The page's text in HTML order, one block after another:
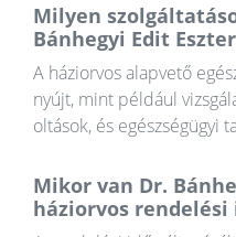
Milyen
Bánhegyi Edit
A háziorvos alapvető
nyújt, mint például
oltások, és egészségügyi
Mikor van Dr.
háziorvos rendelési